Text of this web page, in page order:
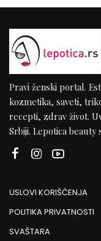
Pravi ženski portal.
kozmetika, saveti,
recepti, zdrav život.
Srbiji. Lepotica beauty
USLOVI KORIŠĆENJA
POLITIKA PRIVATNOSTI
SVAŠTARA